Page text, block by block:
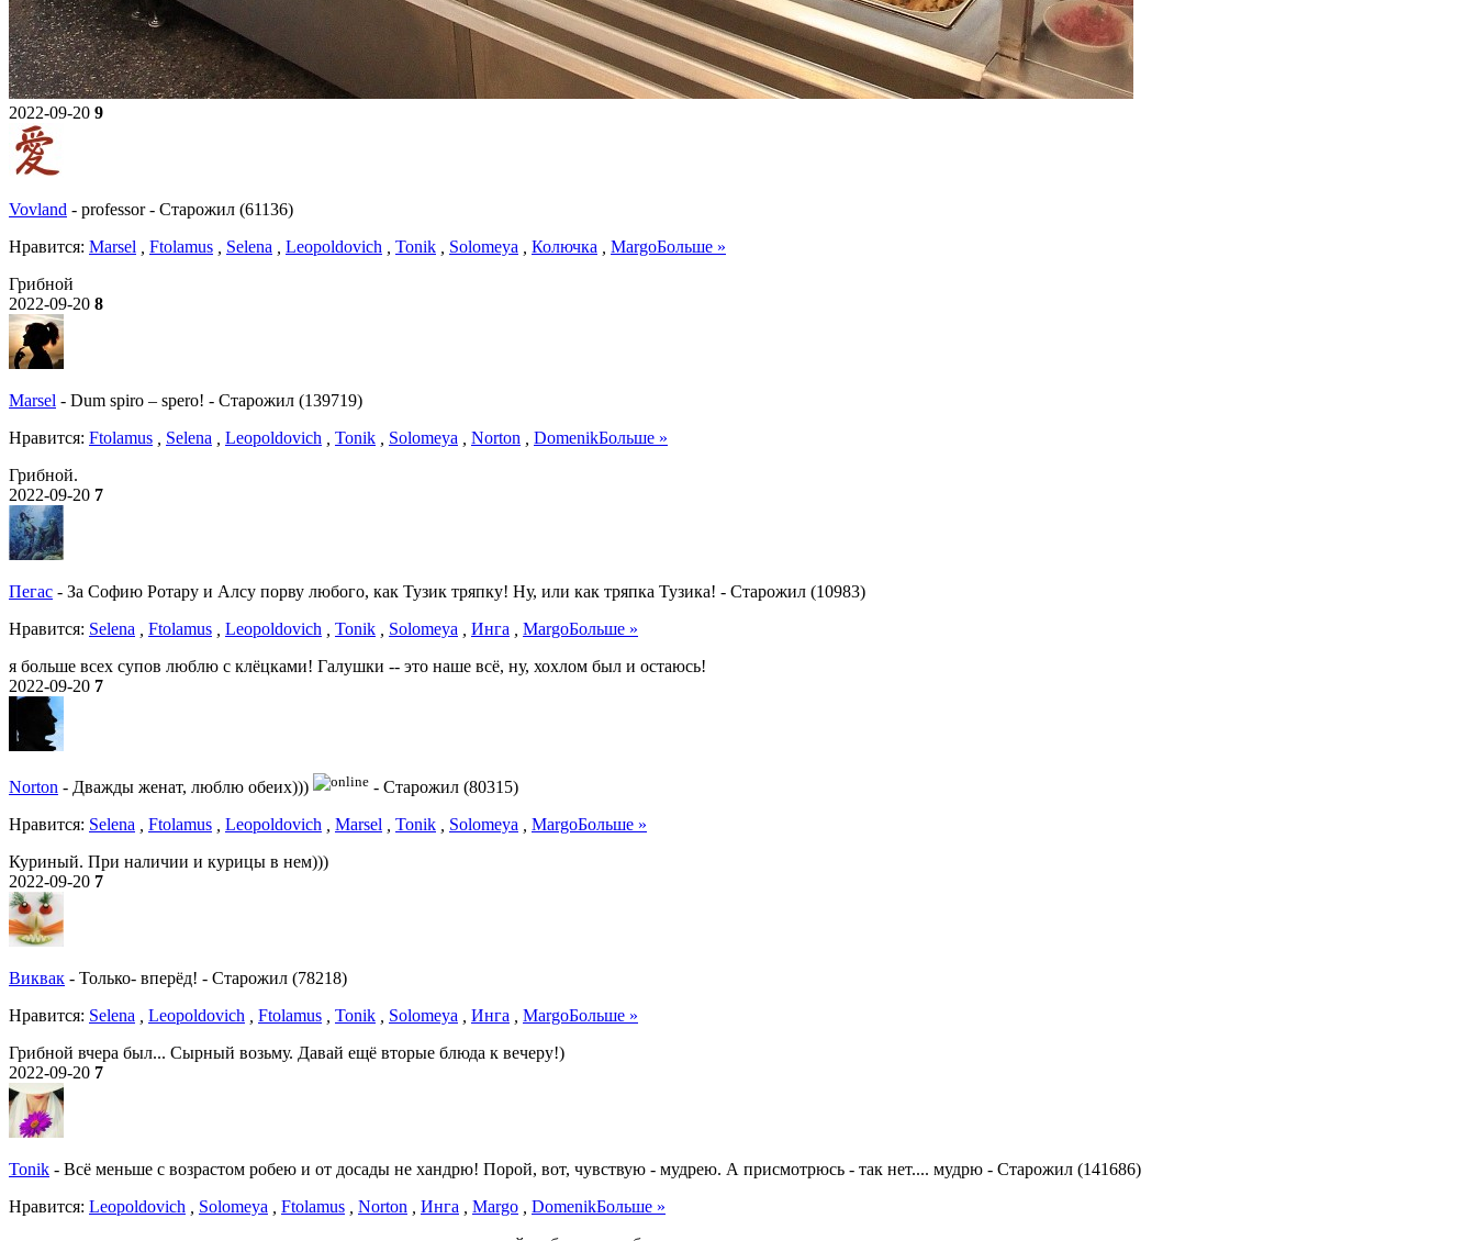
2022-09-20 9
Vovland - professor - Старожил (61136)
Нравитcя: Marsel Ftolamus Selena Leopoldovich Tonik Solomeya Колючка MargoБольше »
Грибной
2022-09-20 8
Marsel - Dum spiro – spero! - Старожил (139719)
Нравитcя: Ftolamus Selena Leopoldovich Tonik Solomeya Norton DomenikБольше »
Грибной.
2022-09-20 7
Пегас - За Софию Ротару и Алсу порву любого, как Тузик тряпку! Ну, или как тряпка Тузика! - Старожил (10983)
Нравитcя: Selena Ftolamus Leopoldovich Tonik Solomeya Инга MargoБольше »
я больше всех супов люблю с клёцками! Галушки -- это наше всё, ну, хохлом был и остаюсь!
2022-09-20 7
Norton - Дважды женат, люблю обеих))) - Старожил (80315)
Нравитcя: Selena Ftolamus Leopoldovich Marsel Tonik Solomeya MargoБольше »
Куриный. При наличии и курицы в нем)))
2022-09-20 7
Виквак - Только- вперёд! - Старожил (78218)
Нравитcя: Selena Leopoldovich Ftolamus Tonik Solomeya Инга MargoБольше »
Грибной вчера был... Сырный возьму. Давай ещё вторые блюда к вечеру!)
2022-09-20 7
Tonik - Всё меньше с возрастом робею и от досады не хандрю! Порой, вот, чувствую - мудрею. А присмотрюсь - так нет.... мудрю - Старожил (141686)
Нравитcя: Leopoldovich Solomeya Ftolamus Norton Инга Margo DomenikБольше »